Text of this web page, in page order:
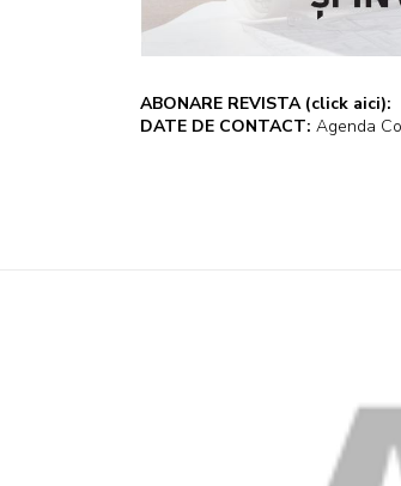
ABONARE REVISTA (click aici):
DATE DE CONTACT: Agenda